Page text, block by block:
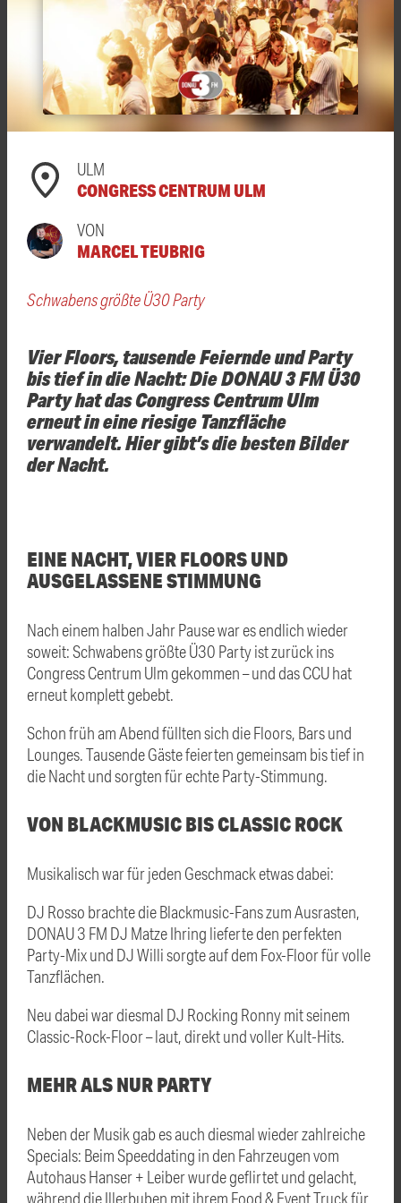
ULM
CONGRESS CENTRUM ULM
VON
MARCEL TEUBRIG
Schwabens größte Ü30 Party
Vier Floors, tausende Feiernde und Party
bis tief in die Nacht: Die DONAU 3 FM Ü30
Party hat das Congress Centrum Ulm
erneut in eine riesige Tanzfläche
verwandelt. Hier gibt’s die besten Bilder
der Nacht.
EINE NACHT, VIER FLOORS UND
AUSGELASSENE STIMMUNG
Nach einem halben Jahr Pause war es endlich wieder
soweit: Schwabens größte Ü30 Party ist zurück ins
Congress Centrum Ulm gekommen – und das CCU hat
erneut komplett gebebt.
Schon früh am Abend füllten sich die Floors, Bars und
Lounges. Tausende Gäste feierten gemeinsam bis tief in
die Nacht und sorgten für echte Party-Stimmung.
VON BLACKMUSIC BIS CLASSIC ROCK
Musikalisch war für jeden Geschmack etwas dabei:
DJ Rosso brachte die Blackmusic-Fans zum Ausrasten,
DONAU 3 FM DJ Matze Ihring lieferte den perfekten
Party-Mix und DJ Willi sorgte auf dem Fox-Floor für volle
Tanzflächen.
Neu dabei war diesmal DJ Rocking Ronny mit seinem
Classic-Rock-Floor – laut, direkt und voller Kult-Hits.
MEHR ALS NUR PARTY
Neben der Musik gab es auch diesmal wieder zahlreiche
Specials: Beim Speeddating in den Fahrzeugen vom
Autohaus Hanser + Leiber wurde geflirtet und gelacht,
während die Illerbuben mit ihrem Food & Event Truck für